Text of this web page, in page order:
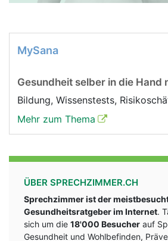
MySana
Gesundheit selber in die Hand
Bildung, Wissenstests,
Mehr zum Thema
ÜBER SPRECHZIMMER.CH
Sprechzimmer ist der
Gesundheitsratgeber im Internet.
sich um die 18'000 Besucher auf
Gesundheit und Wohlbefinden,